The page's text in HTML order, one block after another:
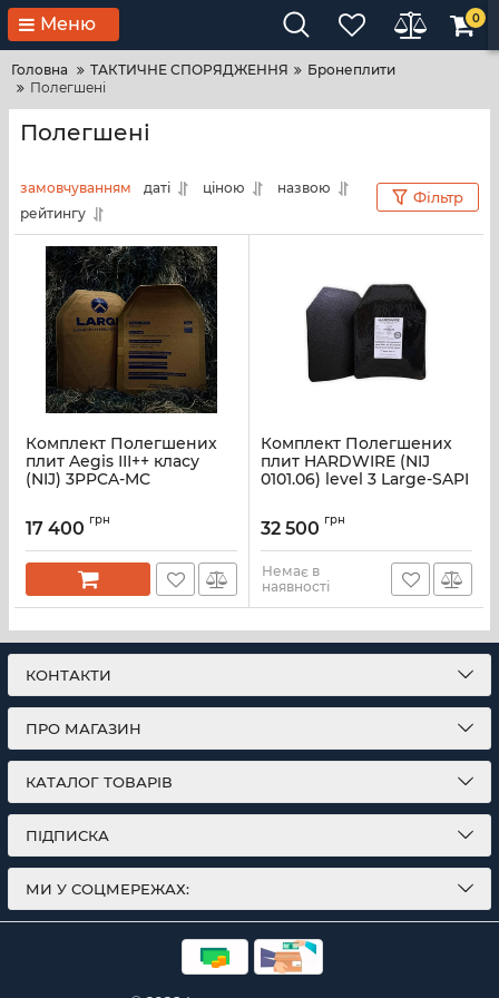
Меню 0
Головна ТАКТИЧНЕ СПОРЯДЖЕННЯ
Бронеплити
Полегшені
Полегшені
замовчуванням даті ціною
назвою
рейтингу
Фільтр
Комплект Полегшених
плит Aegis ІІІ++ класу
(NIJ) 3PPCA-MC
17 400 грн
Комплект Полегшених
плит HARDWIRE (NIJ
0101.06) level 3 Large-SAPI
32 500 грн
Немає в
наявності
КОНТАКТИ
ПРО МАГАЗИН
КАТАЛОГ ТОВАРІВ
ПІДПИСКА
МИ У СОЦМЕРЕЖАХ: